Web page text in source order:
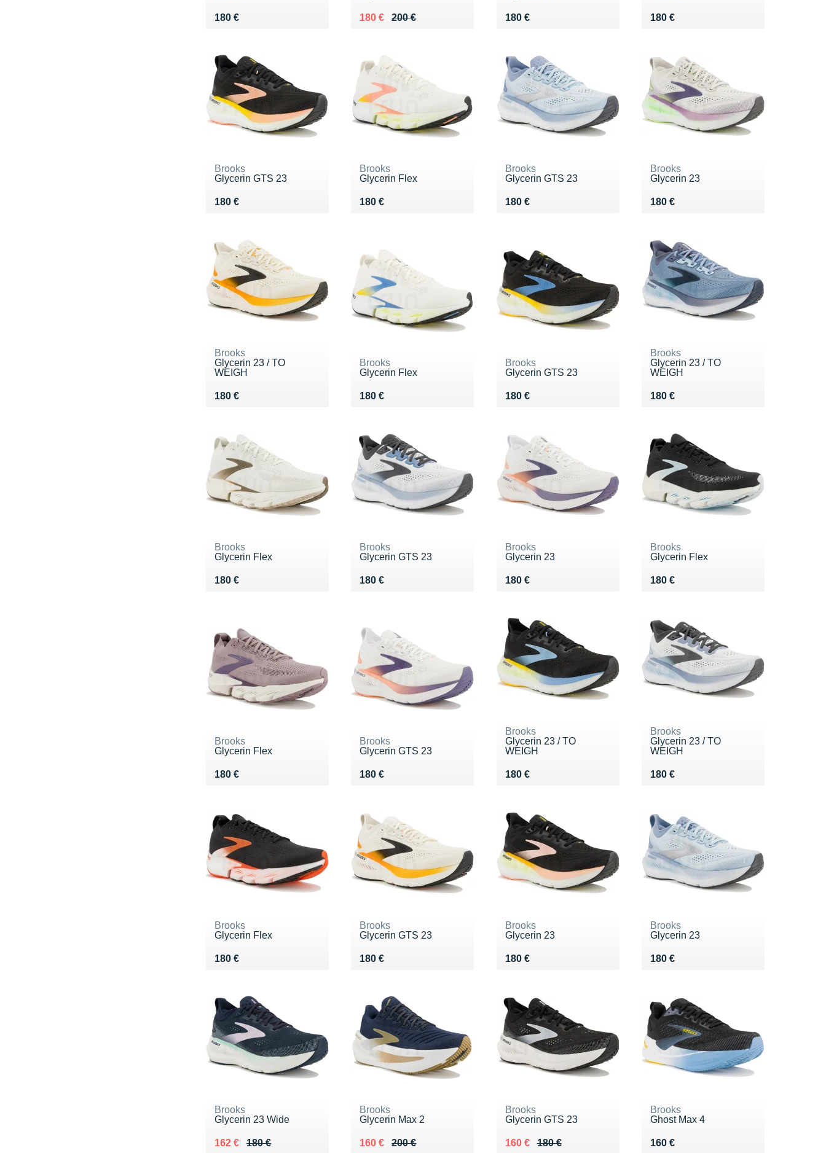
180 €
Vendu 180 € 200 €
Au lieu de 200 €
180 €
Vendu 180 € 180 €
Vendu 180 € 180 €
Vendu 180 €
Brooks
Glycerin GTS 23
180 €
Vendu 180 €
Brooks
Glycerin Flex
180 €
Vendu 180 €
Brooks
Glycerin GTS 23
180 €
Vendu 180 €
Brooks
Glycerin 23
180 €
Vendu 180 €
Brooks
Glycerin 23 / TO
WEIGH
180 €
Vendu 180 €
Brooks
Glycerin Flex
180 €
Vendu 180 €
Brooks
Glycerin GTS 23
180 €
Vendu 180 €
Brooks
Glycerin 23 / TO
WEIGH
180 €
Vendu 180 €
Brooks
Glycerin Flex
180 €
Vendu 180 €
Brooks
Glycerin GTS 23
180 €
Vendu 180 €
Brooks
Glycerin 23
180 €
Vendu 180 €
Brooks
Glycerin Flex
180 €
Vendu 180 €
Brooks
Glycerin Flex
180 €
Vendu 180 €
Brooks
Glycerin GTS 23
180 €
Vendu 180 €
Brooks
Glycerin 23 / TO
WEIGH
180 €
Vendu 180 €
Brooks
Glycerin 23 / TO
WEIGH
180 €
Vendu 180 €
Brooks
Glycerin Flex
180 €
Vendu 180 €
Brooks
Glycerin GTS 23
180 €
Vendu 180 €
Brooks
Glycerin 23
180 €
Vendu 180 €
Brooks
Glycerin 23
180 €
Vendu 180 €
Brooks
Glycerin 23 Wide
180 €
Au lieu de 180 €
162 €
Vendu 162 €
Brooks
Glycerin Max 2
200 €
Au lieu de 200 €
160 €
Vendu 160 €
Brooks
Glycerin GTS 23
180 €
Au lieu de 180 €
160 €
Vendu 160 €
Brooks
Ghost Max 4
160 €
Vendu 160 €